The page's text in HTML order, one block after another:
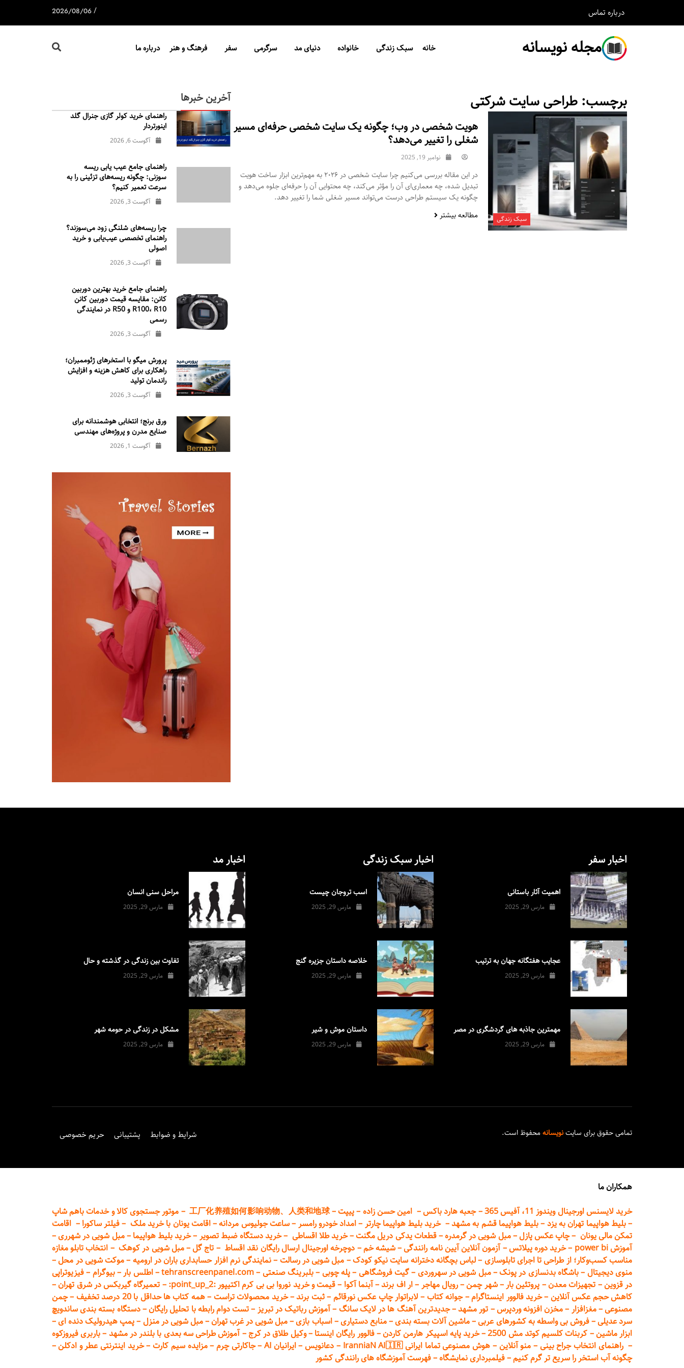
درباره تماس /
2026/08/06
مجله نویسانه خانه سبک زندگی خانواده دنیای مد سرگرمی سفر فرهنگ و هنر درباره ما
برچسب: طراحی سایت شرکتی
سبک زندگی
هویت شخصی در وب؛ چگونه یک سایت شخصی حرفه‌ای مسیر
شغلی را تغییر می‌دهد؟
نوامبر 19, 2025
در این مقاله بررسی می‌کنیم چرا سایت شخصی در ۲۰۲۶ به مهم‌ترین ابزار ساخت هویت
تبدیل شده، چه معماری‌ای آن را مؤثر می‌کند، چه محتوایی آن را حرفه‌ای جلوه می‌دهد و
چگونه یک سیستم طراحی درست می‌تواند مسیر شغلی شما را تغییر دهد.
مطالعه بیشتر
آخرین خبرها
راهنمای خرید کولر گازی جنرال‌ گلد
اینورتر‌دار
آگوست 6, 2026
راهنمای جامع عیب یابی ریسه
سوزنی: چگونه ریسه‌های تزئینی را به
سرعت تعمیر کنیم؟
آگوست 3, 2026
چرا ریسه‌های شلنگی زود می‌سوزند؟
راهنمای تخصصی عیب‌یابی و خرید
اصولی
آگوست 3, 2026
راهنمای جامع خرید بهترین دوربین
کانن: مقایسه قیمت دوربین کانن
R100، R10 و R50 در نمایندگی
رسمی
آگوست 3, 2026
پرورش میگو با استخرهای ژئوممبران؛
راهکاری برای کاهش هزینه و افزایش
راندمان تولید
آگوست 3, 2026
ورق برنج؛ انتخابی هوشمندانه برای
صنایع مدرن و پروژه‌های مهندسی
آگوست 1, 2026
اخبار سفر
اهمیت آثار باستانی
مارس 29, 2025
عجایب هفتگانه جهان به ترتیب
مارس 29, 2025
مهمترین جاذبه های گردشگری در مصر
مارس 29, 2025
اخبار سبک زندگی
اسب تروجان چیست
مارس 29, 2025
خلاصه داستان جزیره گنج
مارس 29, 2025
داستان موش و شیر
مارس 29, 2025
اخبار مد
مراحل سنی انسان
مارس 29, 2025
تفاوت بین زندگی در گذشته و حال
مارس 29, 2025
مشکل در زندگی در حومه شهر
مارس 29, 2025
تمامی حقوق برای سایتنویسانهمحفوظ است. شرایط و ضوابط پشتیبانی حریم خصوصی
همکاران ما
خرید لایسنس اورجینال ویندوز 11، آفیس 365
–جعبه هارد باکس– امین حسن زاده –پیپت–
工厂化养殖如何影响动物、人类和地球
– موتور جستجوی کالا و خدمات باهم شاپ
–بلیط هواپیما تهرانبه یزد –بلیط هواپیما قشم به مشهد–خرید بلیط هواپیما چارتر –امداد خودرورامسر –ساعت جولیوس مردانه–اقامت یونان با خرید ملک –فیلتر ساکورا – اقامت
تمکن مالی یونان –چاپ عکس پازل–مبل شویی در گرمدره–قطعاتیدکی دریل مگنت–خرید طلا اقساطی –خرید دستگاه ضبط تصویر –خرید بلیط هواپیما –مبل شویی در شهرری–
آموزش power bi
–خرید دورهپیلاتس–آزمون آنلاین آیین نامه رانندگی–شیشه خم– دوچرخه اورجینال ارسال رایگان نقد اقساط – تاج گل–مبل شویی در کوهک– انتخاب تابلو مغازه
مناسب کسب‌وکار؛ از طراحی تا اجرای تابلوسازی –لباس بچگانه دخترانه سایت نیکو کودک– مبل شویی در رسالت –نمایندگی نرم افزار حسابداری باران در ارومیه –موکت شویی در محل–
منوی دیجیتال –باشگاه بدنسازی در پونک–مبل شویی در سهروردی –گیت فروشگاهی –پله چوبی –بلبرینگ صنعتی –
tehranscreenpanel.com
–اطلس بار –بیوگرام –فیزیوتراپی
در قزوین– تجهیزات معدن– پروتئین بار –شهر چمن–رویال مهاجر –ار اف برند–آبنما آکوا –قیمت و خرید نوروا بی بی کرم اکتیپور :point_up_2: – تعمیرگاه گیربکس در شرق تهران–
کاهش حجم عکس آنلاین –خرید فالوور اینستاگرام–جوانه کتاب – لابراتوار چاپ عکس نورقائم –ثبت برند–خرید محصولات تراست –همه کتاب ها حداقل با 20 درصد تخفیف –چمن
مصنوعی–مغزافزار –مخزن افزونه وردپرس– تور مشهد–جدیدترین آهنگ ها در لایک سانگ –آموزشرباتیک در تبریز –تست دوام رابطه با تحلیل رایگان–دستگاه بسته‌ بندی ساندویچ
سرد عدیلی–فروش بی واسطه بهکشورهای عربی–ماشین آلات بسته بندی–منابع دستیاری–اسباب بازی–مبل شویی در غرب تهران–مبل شویی در منزل –پمپ هیدرولیک دنده ای–
ابزار ماشین– کربنات کلسیم کوتد مش 2500 –خرید پایه اسپیکر هارمن کاردن–فالوور رایگان اینستا –وکیل طلاق در کرج –آموزش طراحی سه بعدی با بلندر در مشهد –باربری فیروزکوه
–راهنمای انتخاب جراح بینی – منو آنلاین – هوش مصنوعی تماما ایرانی IranniaN AI🇮🇷 – دعانویس–ایرانیان AI –جاکارتی چرم –مزایده سیم کارت–خرید اینترنتی عطر و ادکلن–
چگونه آب استخر را سریع تر گرم کنیم–فیلمبرداری نمایشگاه–فهرست آموزشگاه های رانندگی کشور